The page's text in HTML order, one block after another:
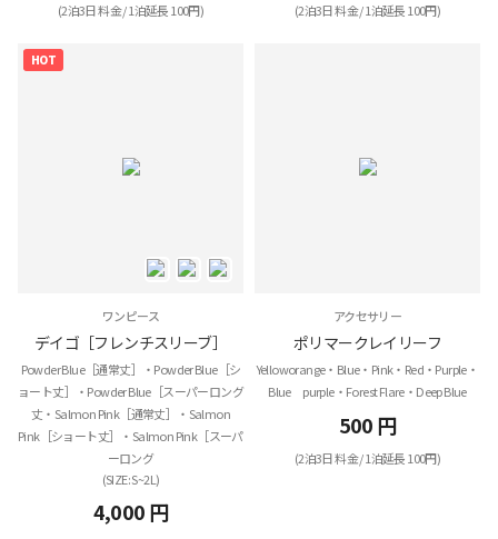
(2泊3日 料金 / 1泊延長 100円) (2泊3日 料金 / 1泊延長 100円)
HOT
ワンピース
デイゴ［フレンチスリーブ］
Powder Blue［通常丈］・Powder Blue［シ
ョート丈］・Powder Blue［スーパーロング
丈・Salmon Pink［通常丈］・Salmon
Pink［ショート丈］・Salmon Pink［スーパ
ーロング
(SIZE: S~2L)
4,000 円
アクセサリー
ポリマークレイリーフ
Yelloworange・Blue・Pink・Red・Purple・
Blue purple・Forest Flare・Deep Blue
500 円
(2泊3日 料金 / 1泊延長 100円)